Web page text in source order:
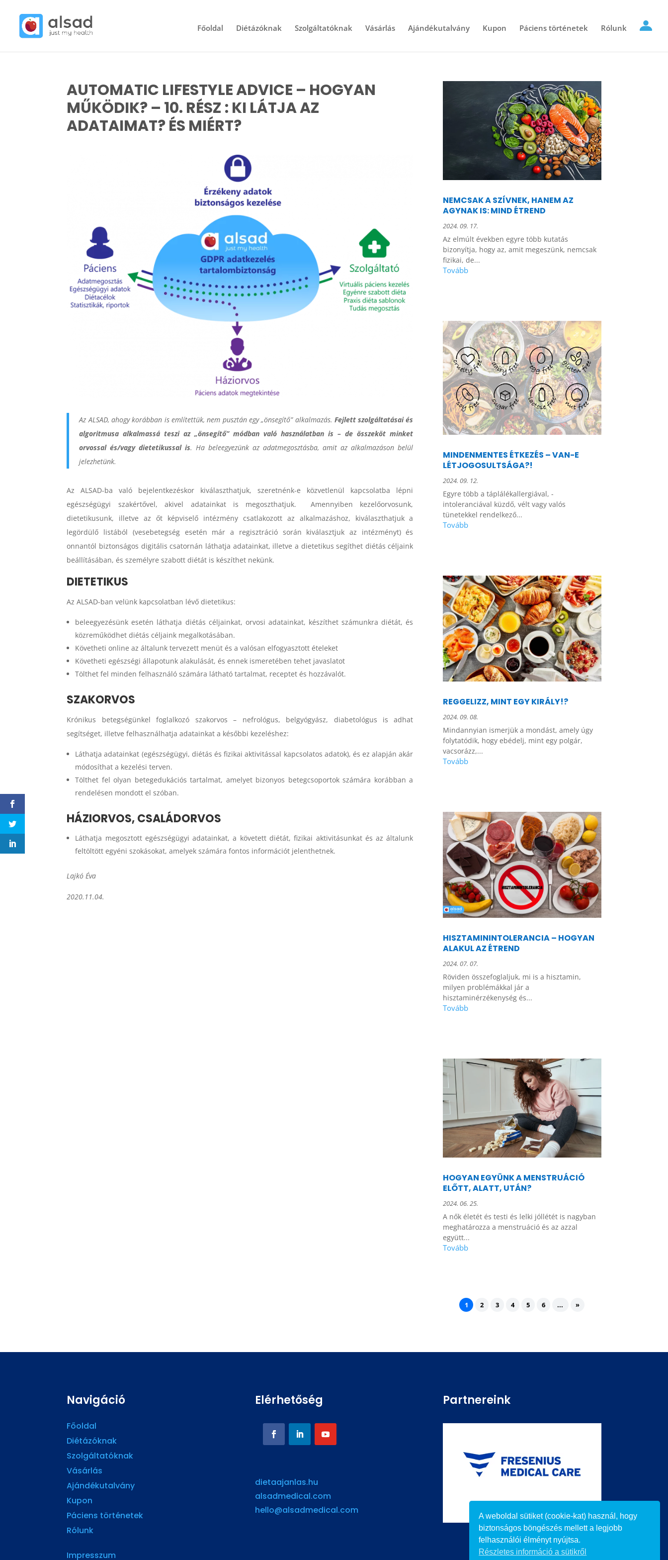
Főoldal Diétázóknak Szolgáltatóknak Vásárlás Ajándékutalvány Kupon Páciens történetek Rólunk
AUTOMATIC LIFESTYLE ADVICE – HOGYAN
MŰKÖDIK? – 10. RÉSZ : KI LÁTJA AZ
ADATAIMAT? ÉS MIÉRT?
Az ALSAD, ahogy korábban is említettük, nem pusztán egy „önsegítő” alkalmazás. Fejlett szolgáltatásai és
algoritmusa alkalmassá teszi az „önsegítő” módban való használatban is – de összeköt minket
orvossal és/vagy dietetikussal is. Ha beleegyezünk az adatmegosztásba, amit az alkalmazáson belül
jelezhetünk.
Az ALSAD-ba való bejelentkezéskor kiválaszthatjuk, szeretnénk-e közvetlenül kapcsolatba lépni
egészségügyi szakértővel, akivel adatainkat is megoszthatjuk. Amennyiben kezelőorvosunk,
dietetikusunk, illetve az őt képviselő intézmény csatlakozott az alkalmazáshoz, kiválaszthatjuk a
legördülő listából (vesebetegség esetén már a regisztráció során kiválasztjuk az intézményt) és
onnantól biztonságos digitális csatornán láthatja adatainkat, illetve a dietetikus segíthet diétás céljaink
beállításában, és személyre szabott diétát is készíthet nekünk.
DIETETIKUS
Az ALSAD-ban velünk kapcsolatban lévő dietetikus:
beleegyezésünk esetén láthatja diétás céljainkat, orvosi adatainkat, készíthet számunkra diétát, és
közreműködhet diétás céljaink megalkotásában.
Követheti online az általunk tervezett menüt és a valósan elfogyasztott ételeket
Követheti egészségi állapotunk alakulását, és ennek ismeretében tehet javaslatot
Tölthet fel minden felhasználó számára látható tartalmat, receptet és hozzávalót.
SZAKORVOS
Krónikus betegségünkel foglalkozó szakorvos – nefrológus, belgyógyász, diabetológus is adhat
segítséget, illetve felhasználhatja adatainkat a későbbi kezeléshez:
Láthatja adatainkat (egészségügyi, diétás és fizikai aktivitással kapcsolatos adatok), és ez alapján akár
módosíthat a kezelési terven.
Tölthet fel olyan betegedukációs tartalmat, amelyet bizonyos betegcsoportok számára korábban a
rendelésen mondott el szóban.
HÁZIORVOS, CSALÁDORVOS
Láthatja megosztott egészségügyi adatainkat, a követett diétát, fizikai aktivitásunkat és az általunk
feltöltött egyéni szokásokat, amelyek számára fontos információt jelenthetnek.
Lajkó Éva
2020.11.04.
NEMCSAK A SZÍVNEK, HANEM AZ
AGYNAK IS: MIND ÉTREND
2024. 09. 17.
Az elmúlt években egyre több kutatás
bizonyítja, hogy az, amit megeszünk, nemcsak
fizikai, de...
MINDENMENTES ÉTKEZÉS – VAN-E
LÉTJOGOSULTSÁGA?!
2024. 09. 12.
Egyre több a táplálékallergiával, -
intoleranciával küzdő, vélt vagy valós
tünetekkel rendelkező...
REGGELIZZ, MINT EGY KIRÁLY!?
2024. 09. 08.
Mindannyian ismerjük a mondást, amely úgy
folytatódik, hogy ebédelj, mint egy polgár,
vacsorázz,...
HISZTAMININTOLERANCIA – HOGYAN
ALAKUL AZ ÉTREND
2024. 07. 07.
Röviden összefoglaljuk, mi is a hisztamin,
milyen problémákkal jár a
hisztaminérzékenység és...
HOGYAN EGYÜNK A MENSTRUÁCIÓ
ELŐTT, ALATT, UTÁN?
2024. 06. 25.
A nők életét és testi és lelki jóllétét is nagyban
meghatározza a menstruáció és az azzal
együtt...
1 2 3 4 5 6 ... »
Navigáció
Főoldal
Diétázóknak
Szolgáltatóknak
Vásárlás
Ajándékutalvány
Kupon
Páciens történetek
Rólunk
Impresszum
Elérhetőség
dietaajanlas.hu
alsadmedical.com
hello@alsadmedical.com
Partnereink
A weboldal sütiket (cookie-kat) használ, hogy
biztonságos böngészés mellett a legjobb
felhasználói élményt nyújtsa.
Részletes információ a sütikről